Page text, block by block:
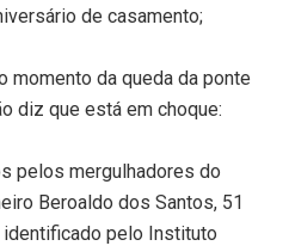
de casamento;
momento da queda da ponte
diz que está em choque:
pelos mergulhadores do
Beroaldo dos Santos, 51
pelo Instituto